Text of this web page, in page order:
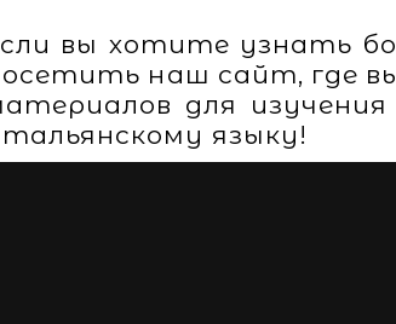
вы хотите узнать
наш сайт, где
для
языку!